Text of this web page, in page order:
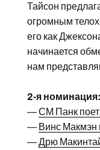
Тайсон
огромным
его как
начинается
нам
2-я
—СМ Панк
— Винс Макмэн
—Дрю